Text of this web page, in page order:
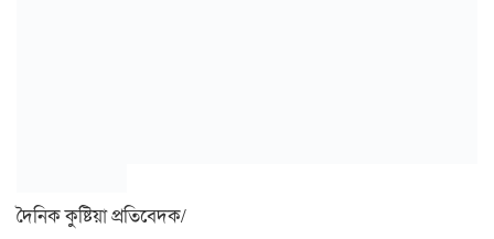
দৈনিক কুষ্টিয়া প্রতিবেদক/